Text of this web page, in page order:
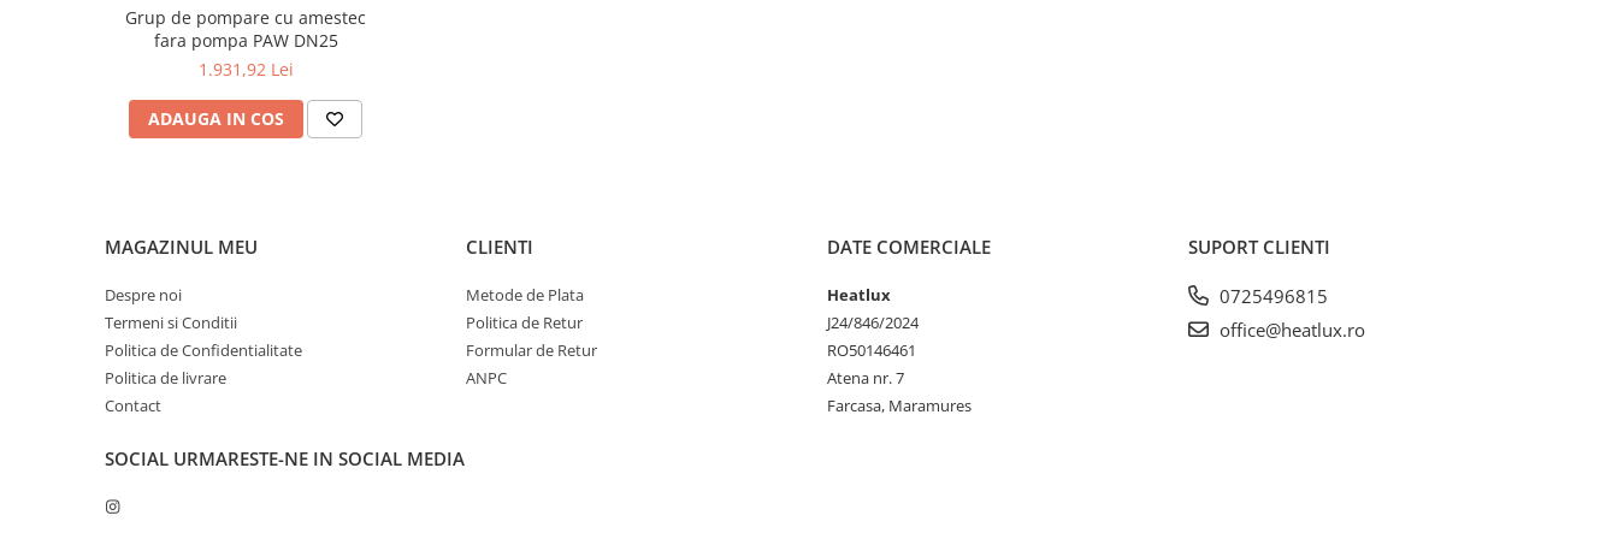
Grup de pompare cu amestec
fara pompa PAW DN25
1.931,92 Lei
ADAUGA IN COS
MAGAZINUL MEU
Despre noi
Termeni si Conditii
Politica de Confidentialitate
Politica de livrare
Contact
CLIENTI
Metode de Plata
Politica de Retur
Formular de Retur
ANPC
DATE COMERCIALE
Heatlux
J24/846/2024
RO50146461
Atena nr. 7
Farcasa, Maramures
SUPORT CLIENTI
0725496815
office@heatlux.ro
SOCIAL URMARESTE-NE IN SOCIAL MEDIA